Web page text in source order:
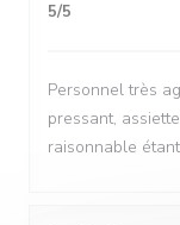
5/5
Personnel très
pressant,
raisonnable